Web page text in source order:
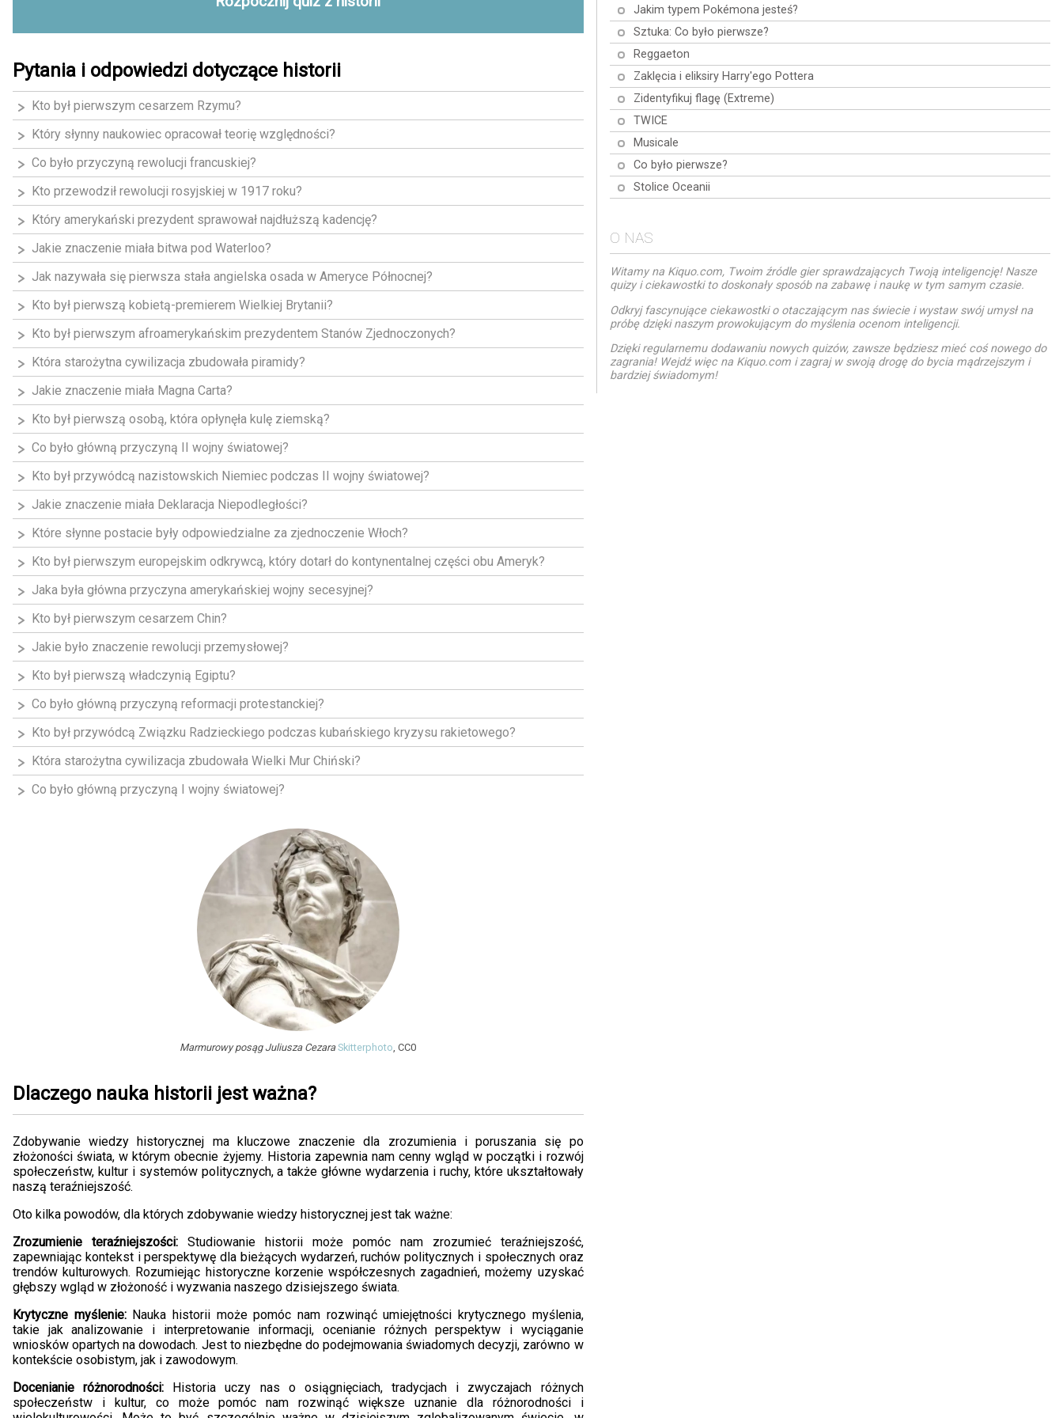
Pytania i odpowiedzi dotyczące historii
Kto był pierwszym cesarzem Rzymu?
Który słynny naukowiec opracował teorię względności?
Co było przyczyną rewolucji francuskiej?
Kto przewodził rewolucji rosyjskiej w 1917 roku?
Który amerykański prezydent sprawował najdłuższą kadencję?
Jakie znaczenie miała bitwa pod Waterloo?
Jak nazywała się pierwsza stała angielska osada w Ameryce Północnej?
Kto był pierwszą kobietą-premierem Wielkiej Brytanii?
Kto był pierwszym afroamerykańskim prezydentem Stanów Zjednoczonych?
Która starożytna cywilizacja zbudowała piramidy?
Jakie znaczenie miała Magna Carta?
Kto był pierwszą osobą, która opłynęła kulę ziemską?
Co było główną przyczyną II wojny światowej?
Kto był przywódcą nazistowskich Niemiec podczas II wojny światowej?
Jakie znaczenie miała Deklaracja Niepodległości?
Które słynne postacie były odpowiedzialne za zjednoczenie Włoch?
Kto był pierwszym europejskim odkrywcą, który dotarł do kontynentalnej części obu Ameryk?
Jaka była główna przyczyna amerykańskiej wojny secesyjnej?
Kto był pierwszym cesarzem Chin?
Jakie było znaczenie rewolucji przemysłowej?
Kto był pierwszą władczynią Egiptu?
Co było główną przyczyną reformacji protestanckiej?
Kto był przywódcą Związku Radzieckiego podczas kubańskiego kryzysu rakietowego?
Która starożytna cywilizacja zbudowała Wielki Mur Chiński?
Co było główną przyczyną I wojny światowej?
Marmurowy posąg Juliusza CezaraSkitterphoto, CC0
Dlaczego nauka historii jest ważna?
Zdobywanie wiedzy historycznej ma kluczowe znaczenie dla zrozumienia i poruszania się po
złożoności świata, w którym obecnie żyjemy. Historia zapewnia nam cenny wgląd w początki i rozwój
społeczeństw, kultur i systemów politycznych, a także główne wydarzenia i ruchy, które ukształtowały
naszą teraźniejszość.
Oto kilka powodów, dla których zdobywanie wiedzy historycznej jest tak ważne:
Zrozumienie teraźniejszości:Studiowanie historii może pomóc nam zrozumieć teraźniejszość,
zapewniając kontekst i perspektywę dla bieżących wydarzeń, ruchów politycznych i społecznych oraz
trendów kulturowych. Rozumiejąc historyczne korzenie współczesnych zagadnień, możemy uzyskać
głębszy wgląd w złożoność i wyzwania naszego dzisiejszego świata.
Krytyczne myślenie: Nauka historii może pomóc nam rozwinąć umiejętności krytycznego myślenia,
takie jak analizowanie i interpretowanie informacji, ocenianie różnych perspektyw i wyciąganie
wniosków opartych na dowodach. Jest to niezbędne do podejmowania świadomych decyzji, zarówno w
kontekście osobistym, jak i zawodowym.
Docenianie różnorodności: Historia uczy nas o osiągnięciach, tradycjach i zwyczajach różnych
społeczeństw i kultur, co może pomóc nam rozwinąć większe uznanie dla różnorodności i
Jakim typem Pokémona jesteś?
Sztuka: Co było pierwsze?
Reggaeton
Zaklęcia i eliksiry Harry'ego Pottera
Zidentyfikuj flagę (Extreme)
TWICE
Musicale
Co było pierwsze?
Stolice Oceanii
O NAS
Witamy na Kiquo.com, Twoim źródle gier sprawdzających Twoją inteligencję! Nasze
quizy i ciekawostki to doskonały sposób na zabawę i naukę w tym samym czasie.
Odkryj fascynujące ciekawostki o otaczającym nas świecie i wystaw swój umysł na
próbę dzięki naszym prowokującym do myślenia ocenom inteligencji.
Dzięki regularnemu dodawaniu nowych quizów, zawsze będziesz mieć coś nowego do
zagrania! Wejdź więc na Kiquo.com i zagraj w swoją drogę do bycia mądrzejszym i
bardziej świadomym!